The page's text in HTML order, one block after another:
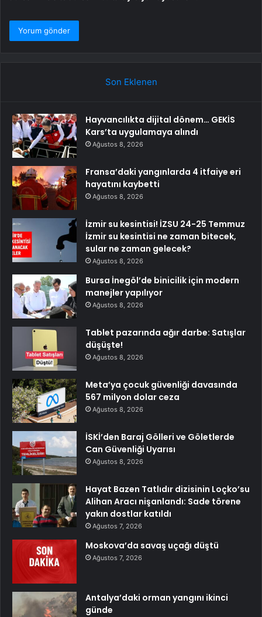
Son Eklenen
Hayvancılıkta dijital dönem… GEKİS
Kars’ta uygulamaya alındı
Ağustos 8, 2026
Fransa’daki yangınlarda 4 itfaiye eri
hayatını kaybetti
Ağustos 8, 2026
İzmir su kesintisi! İZSU 24-25 Temmuz
İzmir su kesintisi ne zaman bitecek,
sular ne zaman gelecek?
Ağustos 8, 2026
Bursa İnegöl’de binicilik için modern
manejler yapılıyor
Ağustos 8, 2026
Tablet pazarında ağır darbe: Satışlar
düşüşte!
Ağustos 8, 2026
Meta’ya çocuk güvenliği davasında
567 milyon dolar ceza
Ağustos 8, 2026
İSKİ’den Baraj Gölleri ve Göletlerde
Can Güvenliği Uyarısı
Ağustos 8, 2026
Hayat Bazen Tatlıdır dizisinin Loçko’su
Alihan Aracı nişanlandı: Sade törene
yakın dostlar katıldı
Ağustos 7, 2026
Moskova’da savaş uçağı düştü
Ağustos 7, 2026
Antalya’daki orman yangını ikinci
günde